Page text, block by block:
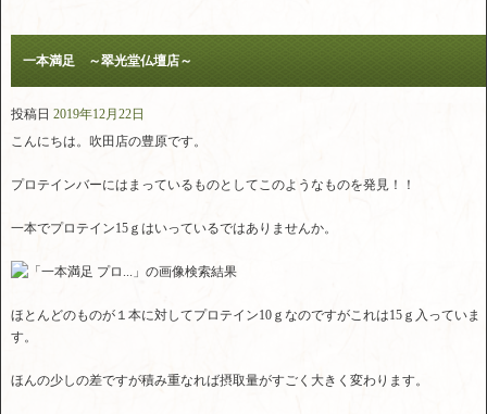
一本満足 ～翠光堂仏壇店～
投稿日 2019年12月22日
こんにちは。吹田店の豊原です。
プロテインバーにはまっているものとしてこのようなものを発見！！
一本でプロテイン15ｇはいっているではありませんか。
ほとんどのものが１本に対してプロテイン10ｇなのですがこれは15ｇ入っていま
す。
ほんの少しの差ですが積み重なれば摂取量がすごく大きく変わります。